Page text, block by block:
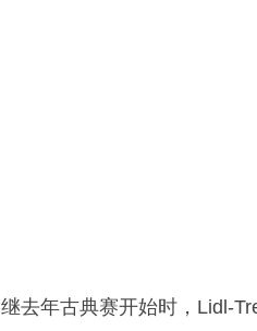
继去年古典赛开始时，Lidl-